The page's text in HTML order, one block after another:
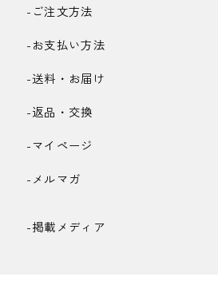
-ご注文方法
-お支払い方法
-送料・お届け
-返品・交換
-マイページ
-メルマガ
-掲載メディア